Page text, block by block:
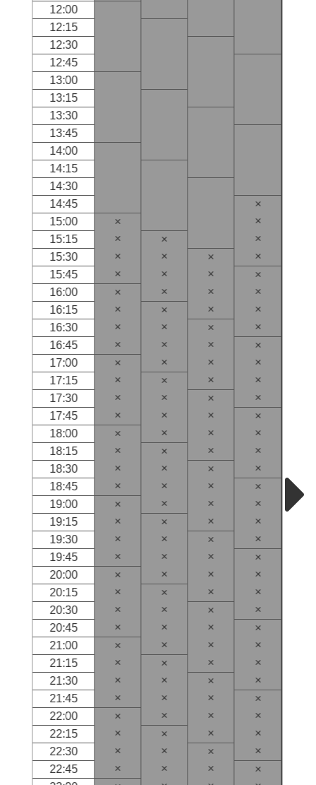
12:00
12:15
12:30
12:45
13:00
13:15
13:30
13:45
14:00
14:15
14:30
14:45
×
15:00
×
×
15:15
× ×
×
15:30
× × ×
×
15:45
× × ×
×
16:00
× × ×
×
16:15
× × ×
×
16:30
× × ×
×
16:45
× × ×
×
17:00
× × ×
×
17:15
× × ×
×
17:30
× × ×
×
17:45
× × ×
×
18:00
× × ×
×
18:15
× × ×
×
18:30
× × ×
×
18:45
× × ×
×
19:00
× × ×
×
19:15
× × ×
×
19:30
× × ×
×
19:45
× × ×
×
20:00
× × ×
×
20:15
× × ×
×
20:30
× × ×
×
20:45
× × ×
×
21:00
× × ×
×
21:15
× × ×
×
21:30
× × ×
×
21:45
× × ×
×
22:00
× × ×
×
22:15
× × ×
×
22:30
× × ×
×
22:45
× × ×
×